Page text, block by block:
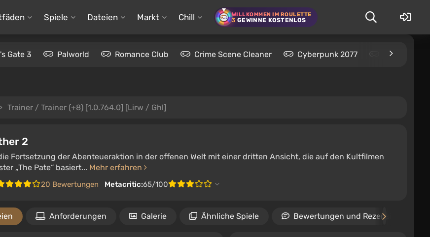
Spiele Dateien Markt Chill WILLKOMMEN IM ROULETTE
3 GEWINNE KOSTENLOS
Gate 3 Palworld Romance Club Crime Scene Cleaner Cyberpunk 2077 Kingdom
Trainer / Trainer (+8) [1.0.764.0] [Lirw / Ghl]
2
Fortsetzung der Abenteueraktion in der offenen Welt mit einer dritten Ansicht, die auf den Kultfilmen
„The Pate“ basiert... Mehr erfahren
20 Bewertungen Metacritic:65/100
Anforderungen Galerie Ähnliche Spiele Bewertungen und Rezensionen